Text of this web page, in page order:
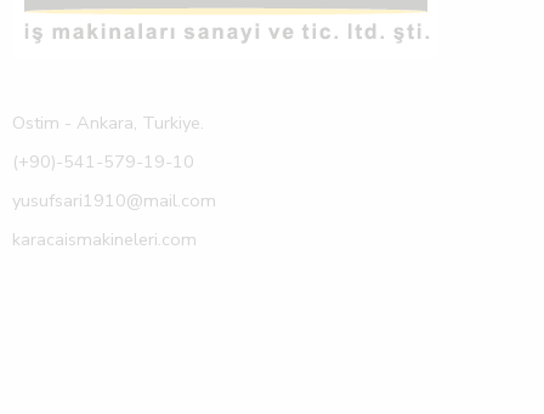
Ostim - Ankara, Turkiye.
(+90)-541-579-19-10
yusufsari1910@mail.com
karacaismakineleri.com